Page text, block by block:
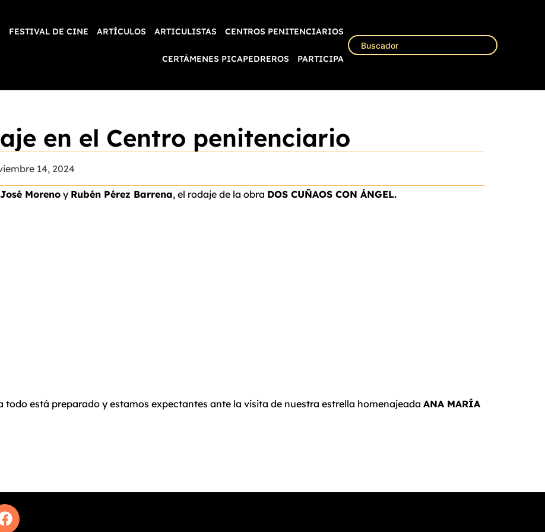
FESTIVAL DE CINE ARTÍCULOS ARTICULISTAS CENTROS PENITENCIARIOS
CERTÁMENES PICAPEDREROS PARTICIPA
en el Centro penitenciario
14, 2024
José Moreno y Rubén Pérez Barrena, el rodaje de la obra DOS CUÑAOS CON ÁNGEL.
todo está preparado y estamos expectantes ante la visita de nuestra estrella homenajeada ANA MARÍA